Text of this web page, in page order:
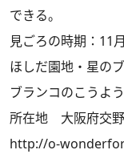
できる。
見ごろの時期：11
ほしだ園地・星の
ブランコのこうよう
所在地 大阪府交
http://o-